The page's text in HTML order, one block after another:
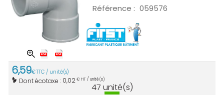
Référence : 059576
6,59€TTC / unité(s)
Dont écotaxe : 0,02€ HT / unité(s)
47 unité(s)